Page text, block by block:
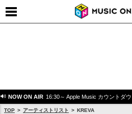
NOW ON AIR 16:30～ Apple Music カウントダ
TOP アーティストリスト KREVA